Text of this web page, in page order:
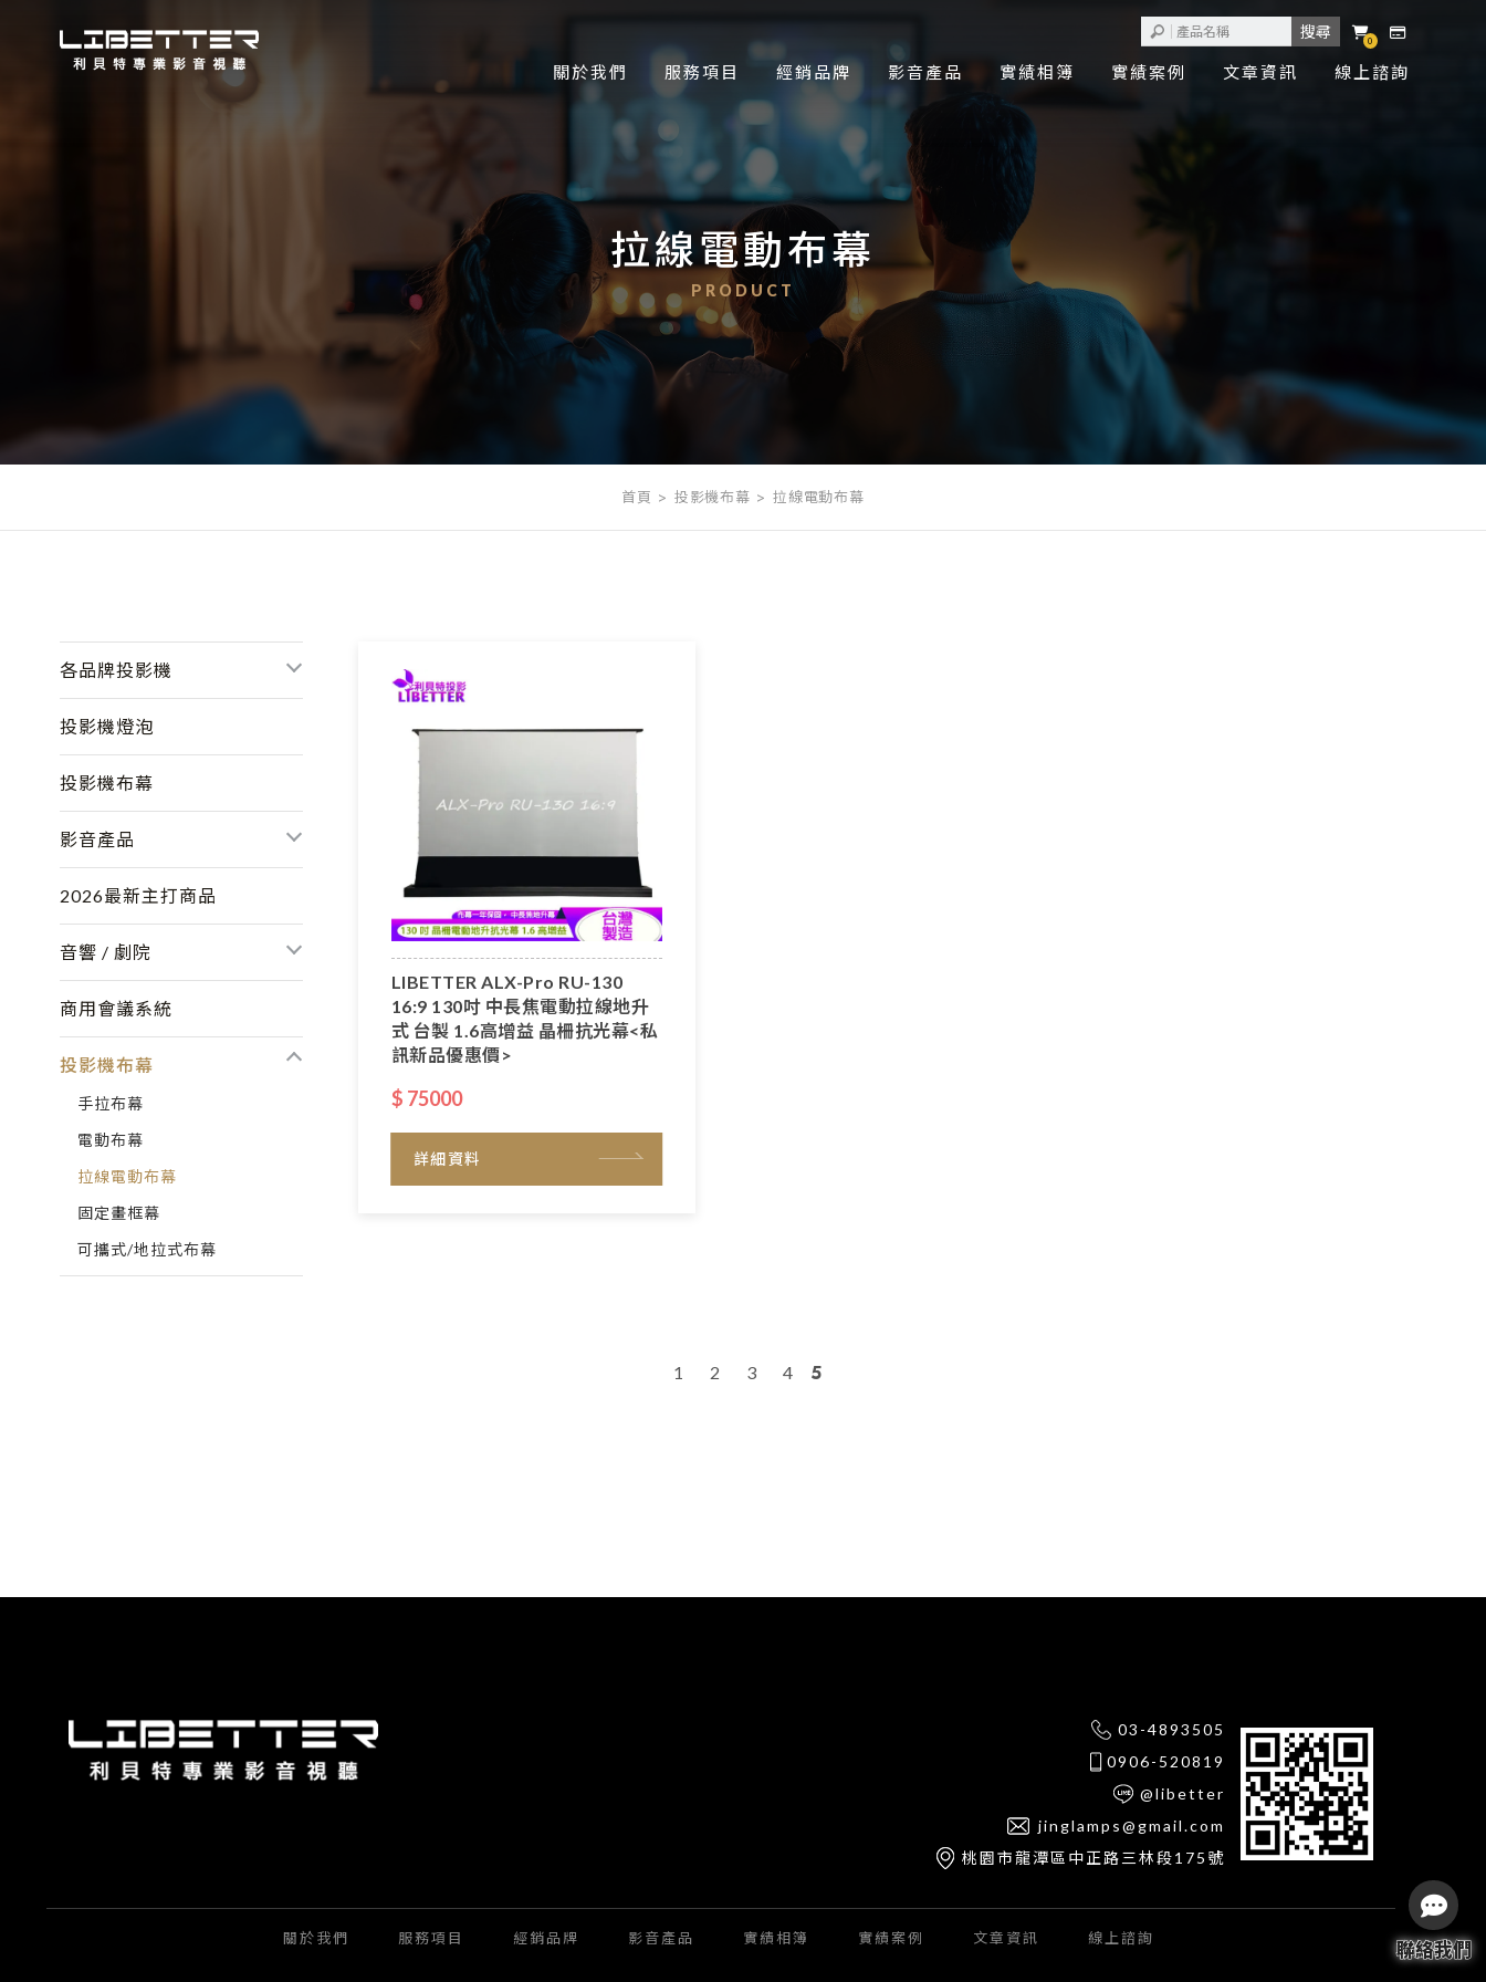
0
關於我們 服務項目 經銷品牌 影音產品 實績相簿 實績案例 文章資訊 線上諮詢
拉線電動布幕
首頁 投影機布幕 拉線電動布幕
各品牌投影機
投影機燈泡
投影機布幕
影音產品
2026最新主打商品
音響 / 劇院
商用會議系統
投影機布幕
手拉布幕
電動布幕
拉線電動布幕
固定畫框幕
可攜式/地拉式布幕
LIBETTER ALX-Pro RU-130
16:9 130吋 中長焦電動拉線地升
式 台製 1.6高增益 晶柵抗光幕<私
訊新品優惠價>
$ 75000
詳細資料
1 2 3 4 5
03-4893505
0906-520819
@libetter
jinglamps@gmail.com
桃園市龍潭區中正路三林段175號
關於我們 服務項目 經銷品牌 影音產品 實績相簿 實績案例 文章資訊 線上諮詢